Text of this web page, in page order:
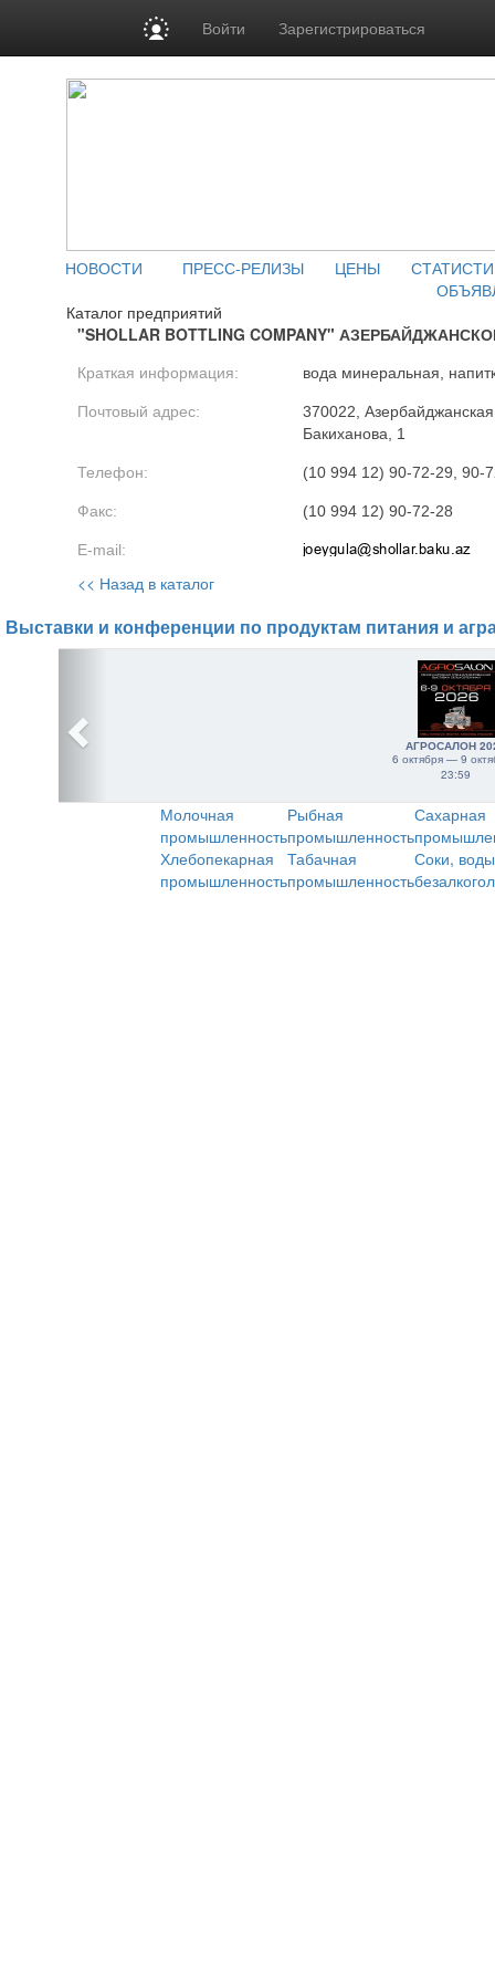
Войти Зарегистрироваться
НОВОСТИ ПРЕСС-РЕЛИЗЫ ЦЕНЫ
Каталог предприятий
"SHOLLAR BOTTLING COMPANY"
Краткая информация: вода минеральная,
Почтовый адрес:
370022, Азербайджанская
Бакиханова, 1
Телефон: (10 994 12) 90-72-29, 90-
Факс: (10 994 12) 90-72-28
E-mail:
<< Назад в каталог
Выставки и конференции по продуктам питания и
АГРОСАЛОН
6 октября — 9
23:59
Молочная
промышленность
Рыбная
промышленность
Сахарная
Хлебопекарная
промышленность
Табачная
промышленность
Соки,